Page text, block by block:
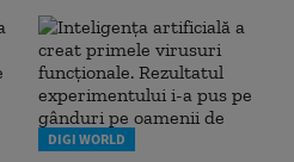
DIGI WORLD